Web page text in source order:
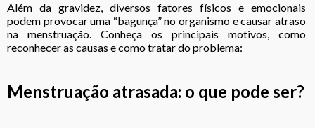
Além da gravidez, diversos fatores físicos e emocionais
podem provocar uma “bagunça” no organismo e causar atraso
na menstruação. Conheça os principais motivos, como
reconhecer as causas e como tratar do problema:
Menstruação atrasada: o que pode ser?